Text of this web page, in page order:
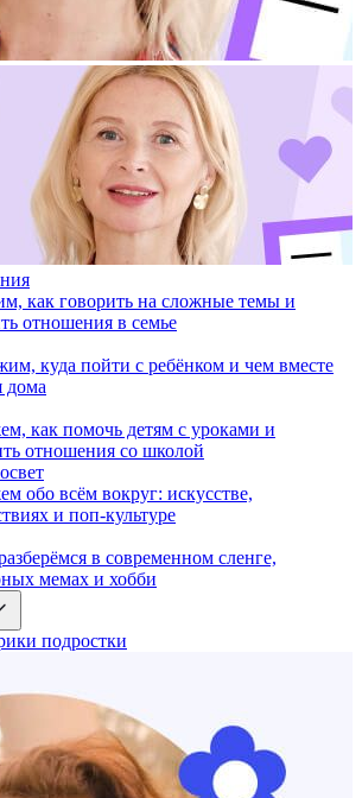
как говорить на сложные темы и
отношения в семье
куда пойти с ребёнком и чем вместе
дома
как помочь детям с уроками и
отношения со школой
обо всём вокруг: искусстве,
и поп-культуре
в современном сленге,
мемах и хобби
подростки